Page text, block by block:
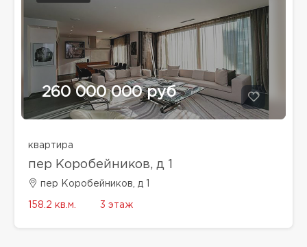
260 000 000 руб
квартира
пер Коробейников, д 1
пер Коробейников, д 1
158.2 кв.м. 3 этаж